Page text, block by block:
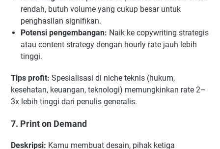
rendah, butuh volume yang cukup besar untuk
penghasilan signifikan.
Potensi pengembangan: Naik ke copywriting strategis
atau content strategy dengan hourly rate jauh lebih
tinggi.
Tips profit: Spesialisasi di niche teknis (hukum,
kesehatan, keuangan, teknologi) memungkinkan rate 2–
3x lebih tinggi dari penulis generalis.
7. Print on Demand
Deskripsi: Kamu membuat desain, pihak ketiga